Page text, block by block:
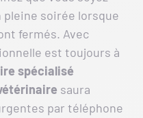
soirée lorsque
fermés. Avec
est toujours à
spécialisé
saura
par téléphone